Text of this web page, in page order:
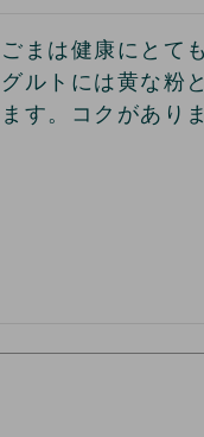
ごまは健康にとて
グルトには黄な粉
ます。コクがあり